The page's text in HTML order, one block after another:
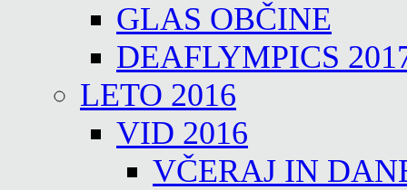
GLAS OBČINE
DEAFLYMPICS
LETO 2016
VID 2016
VČERAJ IN